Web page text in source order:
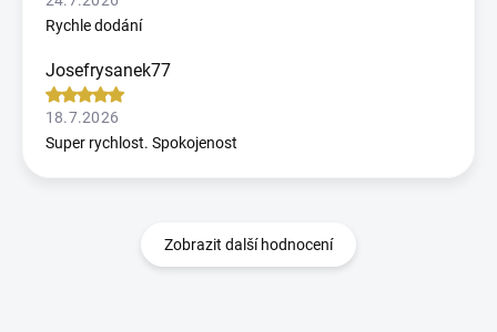
Rychle dodání
Josefrysanek77
18.7.2026
Super rychlost. Spokojenost
Zobrazit další hodnocení